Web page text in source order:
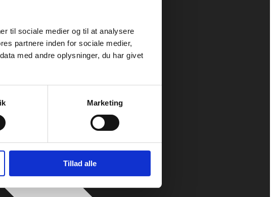
til sociale medier og til at analysere
partnere inden for sociale medier,
med andre oplysninger, du har givet
Marketing
Tillad alle